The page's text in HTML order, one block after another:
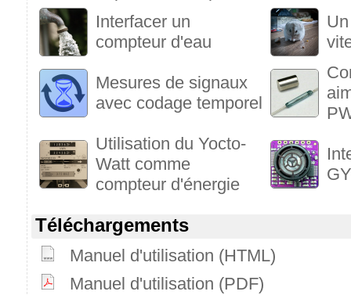
Interfacer un
compteur d'eau
Mesures de signaux
avec codage temporel
Utilisation du Yocto-
Watt comme
compteur d'énergie
Téléchargements
Manuel d'utilisation (HTML)
Manuel d'utilisation (PDF)